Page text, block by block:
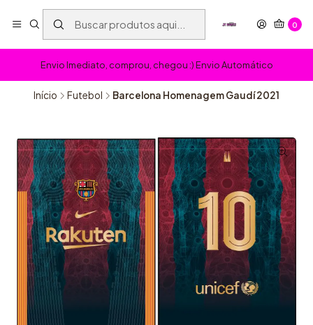
0
Envio Imediato, comprou, chegou :) Envio Automático
Início Futebol Barcelona Homenagem Gaudí 2021